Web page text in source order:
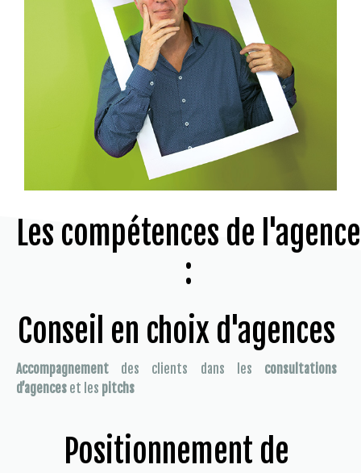
Les compétences de l'agence
:
Conseil en choix d'agences
Accompagnement des clients dans les consultations
d’agences et les pitchs
Positionnement de